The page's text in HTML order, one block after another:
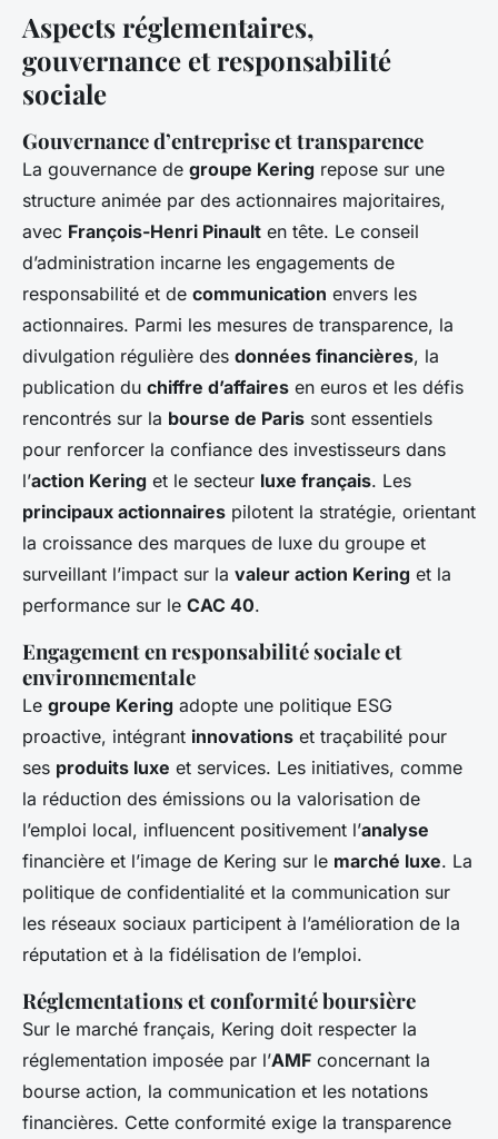
Aspects réglementaires,
gouvernance et responsabilité
sociale
Gouvernance d’entreprise et transparence
La gouvernance de groupe Kering repose sur une
structure animée par des actionnaires majoritaires,
avec François-Henri Pinault en tête. Le conseil
d’administration incarne les engagements de
responsabilité et de communication envers les
actionnaires. Parmi les mesures de transparence, la
divulgation régulière des données financières, la
publication du chiffre d’affaires en euros et les défis
rencontrés sur la bourse de Paris sont essentiels
pour renforcer la confiance des investisseurs dans
l’action Kering et le secteur luxe français. Les
principaux actionnaires pilotent la stratégie, orientant
la croissance des marques de luxe du groupe et
surveillant l’impact sur la valeur action Kering et la
performance sur le CAC 40.
Engagement en responsabilité sociale et
environnementale
Le groupe Kering adopte une politique ESG
proactive, intégrant innovations et traçabilité pour
ses produits luxe et services. Les initiatives, comme
la réduction des émissions ou la valorisation de
l’emploi local, influencent positivement l’analyse
financière et l’image de Kering sur le marché luxe. La
politique de confidentialité et la communication sur
les réseaux sociaux participent à l’amélioration de la
réputation et à la fidélisation de l’emploi.
Réglementations et conformité boursière
Sur le marché français, Kering doit respecter la
réglementation imposée par l’AMF concernant la
bourse action, la communication et les notations
financières. Cette conformité exige la transparence